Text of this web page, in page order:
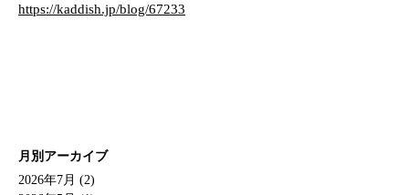
https://kaddish.jp/blog/67233
月別アーカイブ
2026年7月 (2)